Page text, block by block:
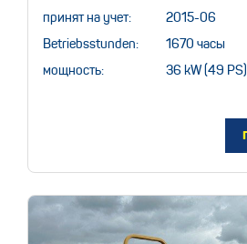
принят на учет: 2015-06
Betriebsstunden: 1670 часы
мощность: 36 kW (49 PS)